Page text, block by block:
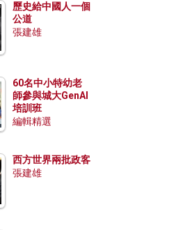
歷史給中國人一個
公道
張建雄
60名中小特幼老
師參與城大GenAI
培訓班
編輯精選
西方世界兩批政客
張建雄